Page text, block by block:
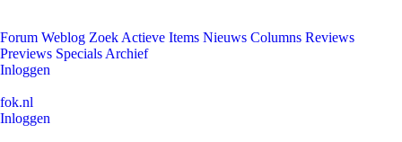
Forum Weblog Zoek Actieve Items Nieuws Columns Reviews
Previews Specials Archief
Inloggen
fok.nl
Inloggen